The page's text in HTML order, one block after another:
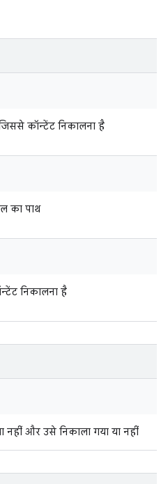
कॉन्टेंट निकालना है
का पाथ
निकालना है
नहीं और उसे निकाला गया या नहीं